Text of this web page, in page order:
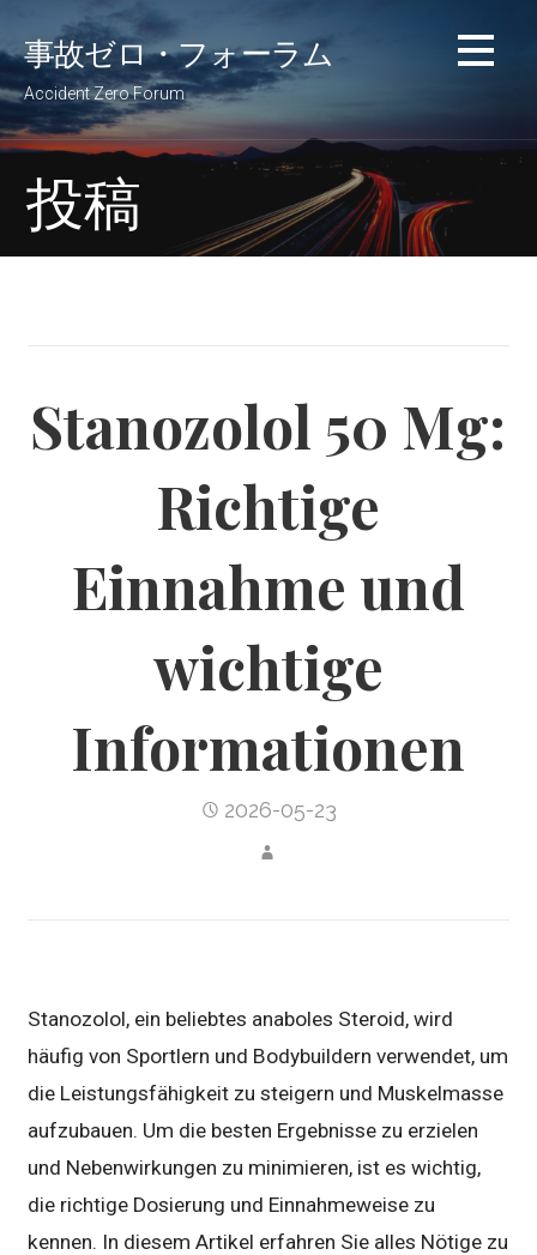
ン
ツ
事故ゼロ・フォーラム
Accident Zero Forum
投稿
Stanozolol 50 Mg:
Richtige
Einnahme und
wichtige
Informationen
2026-05-23
Stanozolol, ein beliebtes anaboles Steroid, wird
häufig von Sportlern und Bodybuildern verwendet, um
die Leistungsfähigkeit zu steigern und Muskelmasse
aufzubauen. Um die besten Ergebnisse zu erzielen
und Nebenwirkungen zu minimieren, ist es wichtig,
die richtige Dosierung und Einnahmeweise zu
kennen. In diesem Artikel erfahren Sie alles Nötige zu